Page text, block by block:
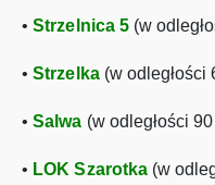
• Strzelnica 5 (w
• Strzelka(w odległości
• Salwa (w odległości
• LOK Szarotka (w